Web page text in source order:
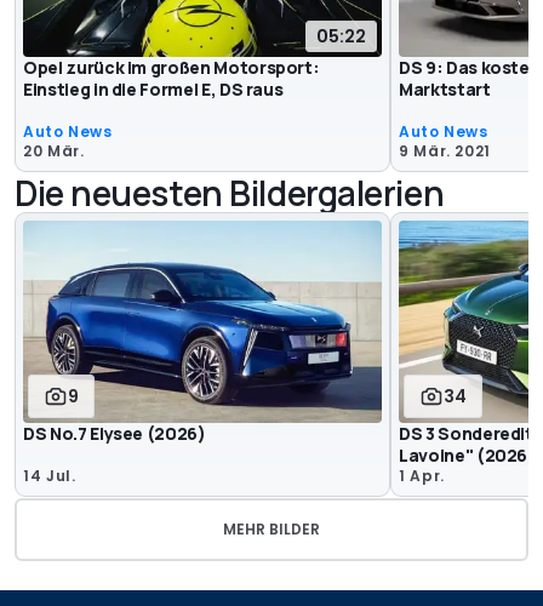
05:22
Opel zurück im großen Motorsport:
Einstieg in die Formel E, DS raus
Auto News
20 Mär.
DS 9: Das
Marktstart
Auto News
9 Mär. 2021
Die neuesten Bildergalerien
9
DS No.7 Elysee (2026)
14 Jul.
34
DS 3
Lavoine" (2026)
1 Apr.
MEHR BILDER